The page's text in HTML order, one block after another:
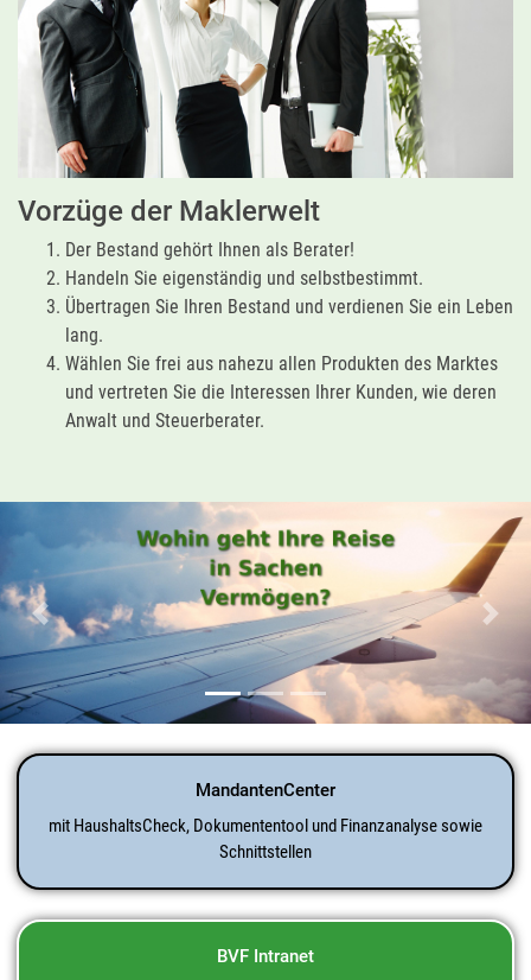
Vorzüge der Maklerwelt
Der Bestand gehört Ihnen als Berater!
Handeln Sie eigenständig und selbstbestimmt.
Übertragen Sie Ihren Bestand und verdienen Sie ein Leben
lang.
Wählen Sie frei aus nahezu allen Produkten des Marktes
und vertreten Sie die Interessen Ihrer Kunden, wie deren
Anwalt und Steuerberater.
Previous Next
MandantenCenter
mit HaushaltsCheck, Dokumententool und Finanzanalyse sowie
Schnittstellen
BVF Intranet